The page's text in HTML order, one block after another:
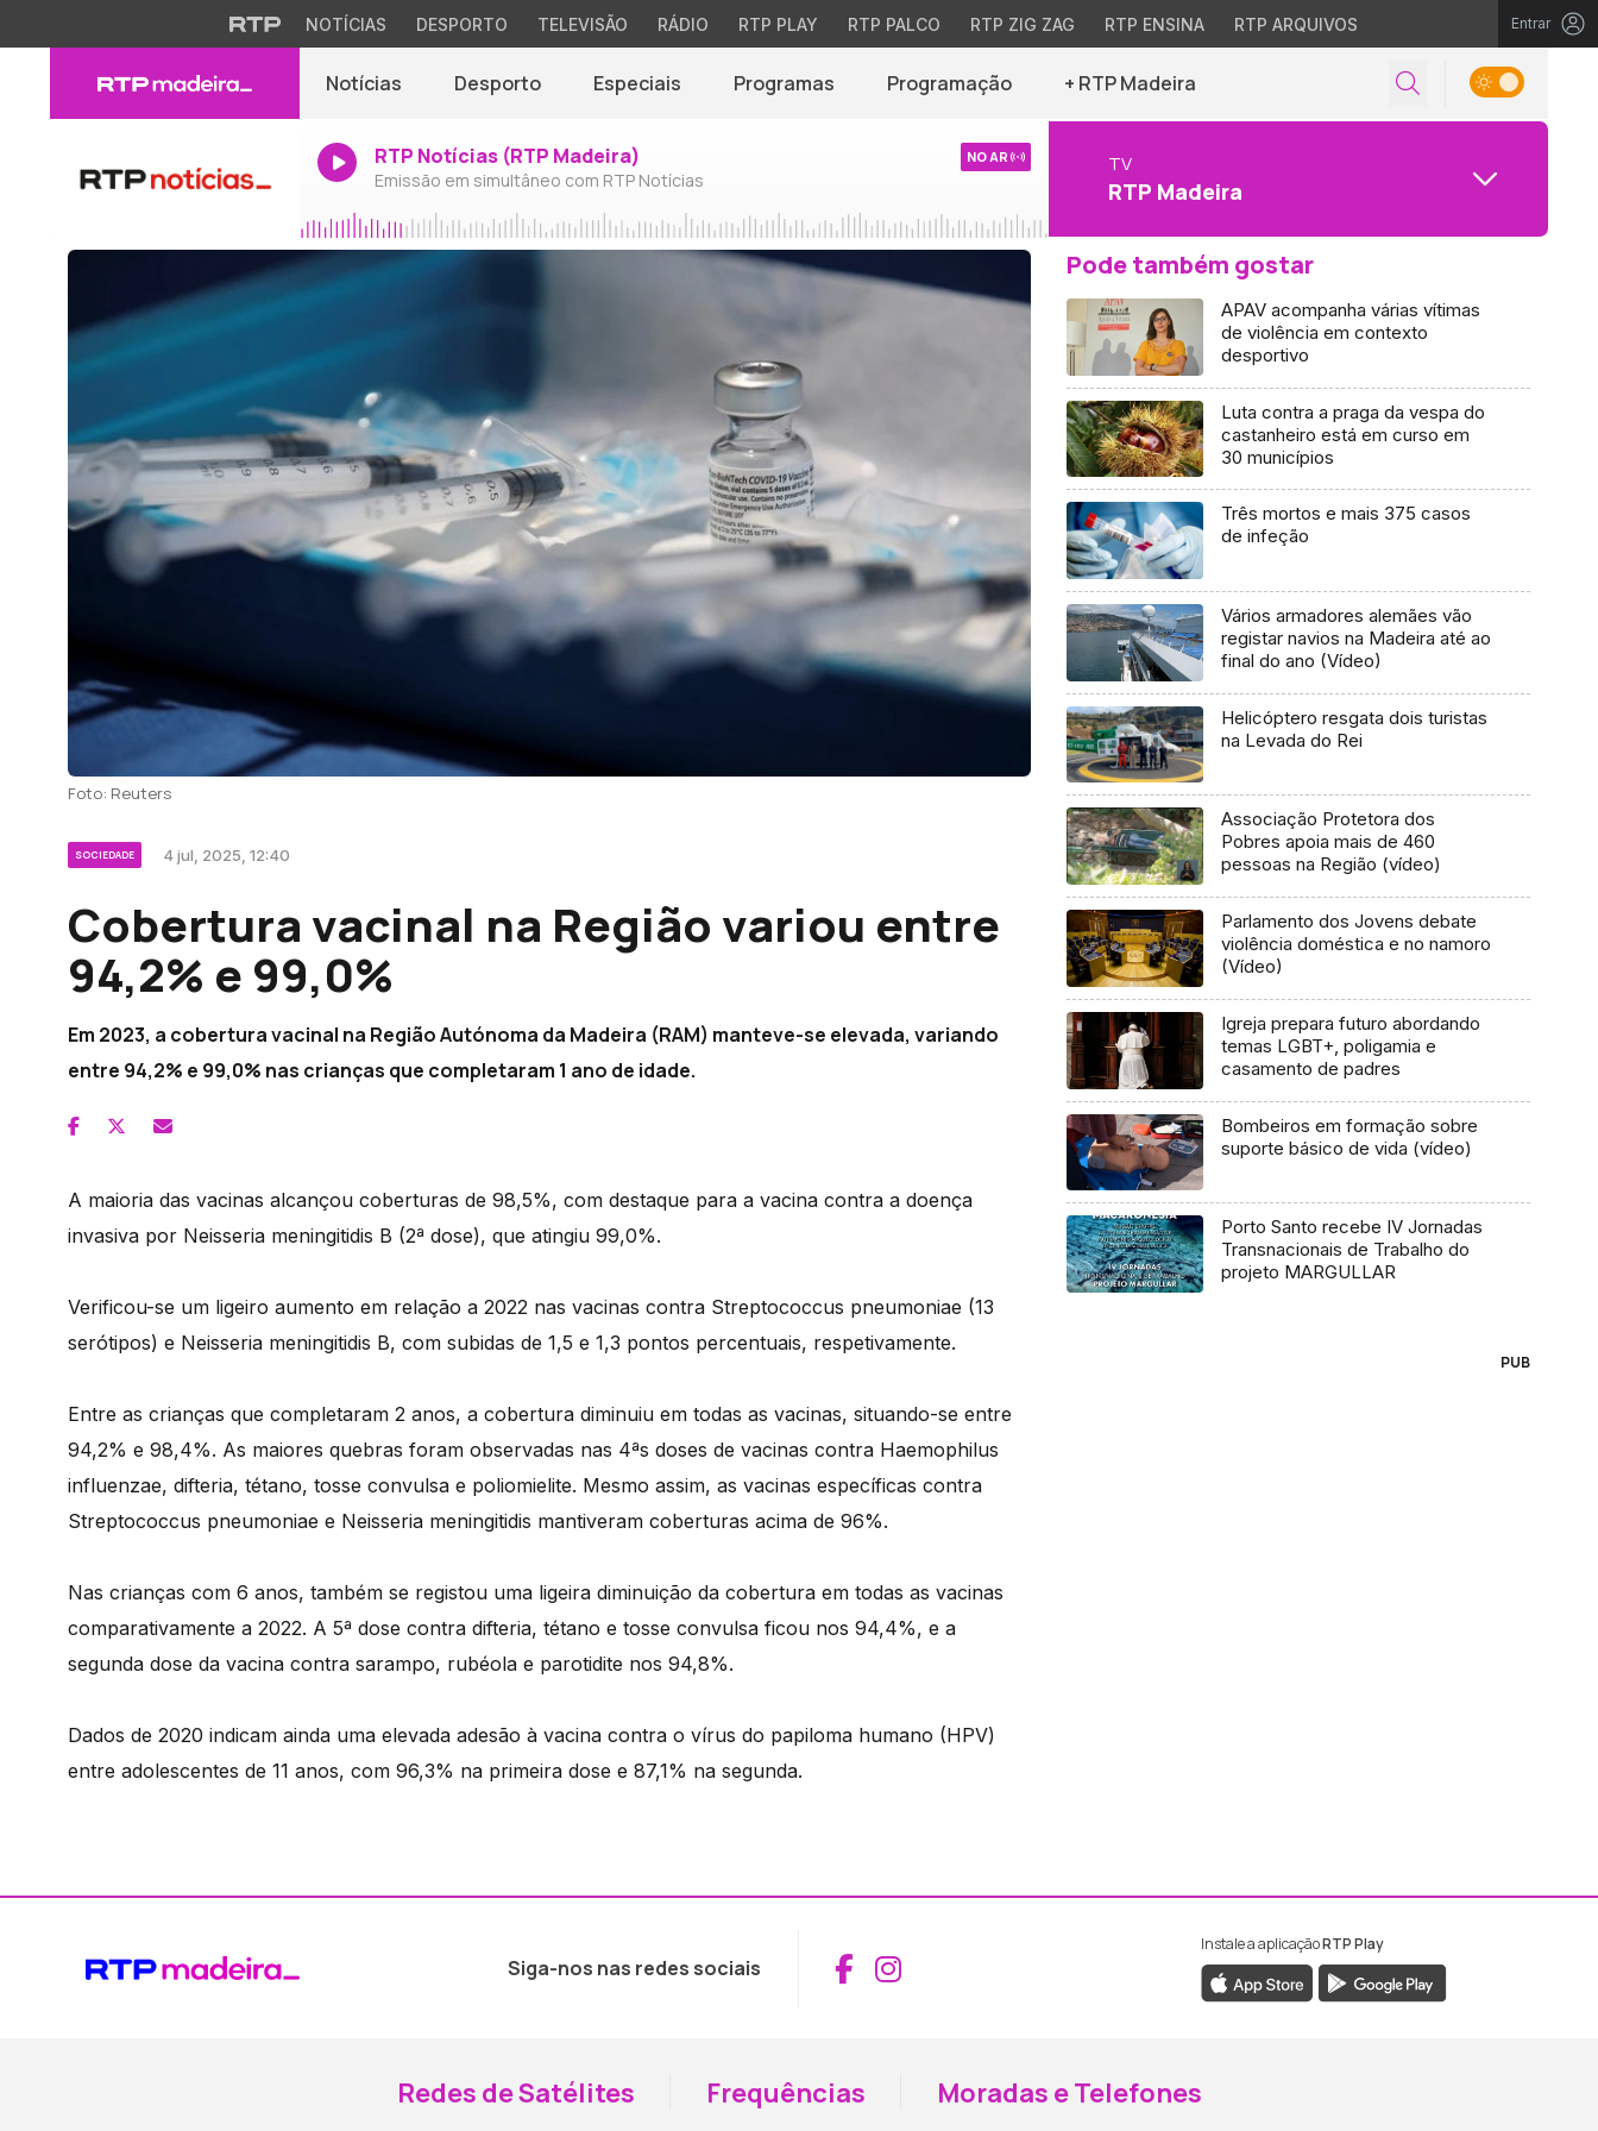
NOTÍCIAS DESPORTO TELEVISÃO RÁDIO RTP PLAY RTP PALCO RTP ZIG ZAG RTP ENSINA RTP ARQUIVOS Entrar
Notícias Desporto Especiais Programas Programação + RTP Madeira
RTP Notícias (RTP Madeira)
Emissão em simultâneo com RTP Notícias
NO AR TV
RTP Madeira
Foto: Reuters
SOCIEDADE 4 jul, 2025, 12:40
Cobertura vacinal na Região variou entre
94,2% e 99,0%
Em 2023, a cobertura vacinal na Região Autónoma da Madeira (RAM) manteve-se elevada, variando
entre 94,2% e 99,0% nas crianças que completaram 1 ano de idade.
A maioria das vacinas alcançou coberturas de 98,5%, com destaque para a vacina contra a doença
invasiva por Neisseria meningitidis B (2ª dose), que atingiu 99,0%.
Verificou-se um ligeiro aumento em relação a 2022 nas vacinas contra Streptococcus pneumoniae (13
serótipos) e Neisseria meningitidis B, com subidas de 1,5 e 1,3 pontos percentuais, respetivamente.
Entre as crianças que completaram 2 anos, a cobertura diminuiu em todas as vacinas, situando-se entre
94,2% e 98,4%. As maiores quebras foram observadas nas 4ªs doses de vacinas contra Haemophilus
influenzae, difteria, tétano, tosse convulsa e poliomielite. Mesmo assim, as vacinas específicas contra
Streptococcus pneumoniae e Neisseria meningitidis mantiveram coberturas acima de 96%.
Nas crianças com 6 anos, também se registou uma ligeira diminuição da cobertura em todas as vacinas
comparativamente a 2022. A 5ª dose contra difteria, tétano e tosse convulsa ficou nos 94,4%, e a
segunda dose da vacina contra sarampo, rubéola e parotidite nos 94,8%.
Dados de 2020 indicam ainda uma elevada adesão à vacina contra o vírus do papiloma humano (HPV)
entre adolescentes de 11 anos, com 96,3% na primeira dose e 87,1% na segunda.
Pode também gostar
APAV acompanha várias vítimas
de violência em contexto
desportivo
Luta contra a praga da vespa do
castanheiro está em curso em
30 municípios
Três mortos e mais 375 casos
de infeção
Vários armadores alemães vão
registar navios na Madeira até ao
final do ano (Vídeo)
Helicóptero resgata dois turistas
na Levada do Rei
Associação Protetora dos
Pobres apoia mais de 460
pessoas na Região (vídeo)
Parlamento dos Jovens debate
violência doméstica e no namoro
(Vídeo)
Igreja prepara futuro abordando
temas LGBT+, poligamia e
casamento de padres
Bombeiros em formação sobre
suporte básico de vida (vídeo)
Porto Santo recebe IV Jornadas
Transnacionais de Trabalho do
projeto MARGULLAR
PUB
Siga-nos nas redes sociais Aceder ao Facebook da RTP Madeira
Aceder ao Instagram da RTP Madeira
Instale a aplicaçãoRTP Play
Redes de Satélites Frequências Moradas e Telefones